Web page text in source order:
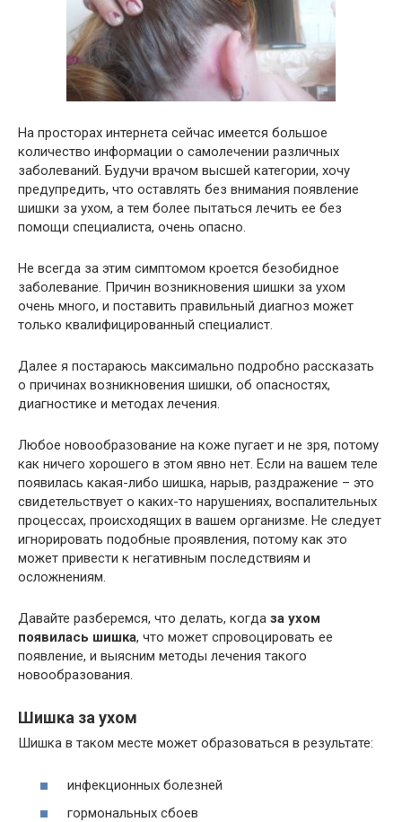
На просторах интернета сейчас имеется большое
количество информации о самолечении различных
заболеваний. Будучи врачом высшей категории, хочу
предупредить, что оставлять без внимания появление
шишки за ухом, а тем более пытаться лечить ее без
помощи специалиста, очень опасно.
Не всегда за этим симптомом кроется безобидное
заболевание. Причин возникновения шишки за ухом
очень много, и поставить правильный диагноз может
только квалифицированный специалист.
Далее я постараюсь максимально подробно рассказать
о причинах возникновения шишки, об опасностях,
диагностике и методах лечения.
Любое новообразование на коже пугает и не зря, потому
как ничего хорошего в этом явно нет. Если на вашем теле
появилась какая-либо шишка, нарыв, раздражение – это
свидетельствует о каких-то нарушениях, воспалительных
процессах, происходящих в вашем организме. Не следует
игнорировать подобные проявления, потому как это
может привести к негативным последствиям и
осложнениям.
Давайте разберемся, что делать, когда за ухом
появилась шишка, что может спровоцировать ее
появление, и выясним методы лечения такого
новообразования.
Шишка за ухом
Шишка в таком месте может образоваться в результате:
инфекционных болезней
гормональных сбоев